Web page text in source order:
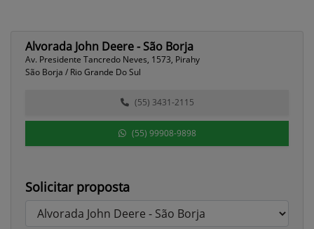
Alvorada John Deere - São Borja
Av. Presidente Tancredo Neves, 1573, Pirahy
São Borja / Rio Grande Do Sul
(55) 3431-2115
(55) 99908-9898
Solicitar proposta